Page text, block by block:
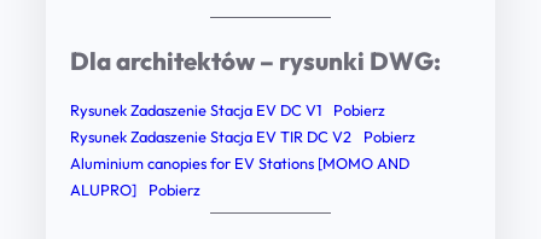
Dla architektów – rysunki DWG:
Rysunek Zadaszenie Stacja EV DC V1
Pobierz
Rysunek Zadaszenie Stacja EV TIR DC V2
Pobierz
Aluminium canopies for EV Stations [MOMO AND
ALUPRO]
Pobierz